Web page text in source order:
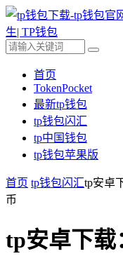
首页
TokenPocket
最新tp钱包
tp钱包闪汇
tp中国钱包
tp钱包苹果版
首页 tp钱包闪汇tp安卓
币
tp安卓下载